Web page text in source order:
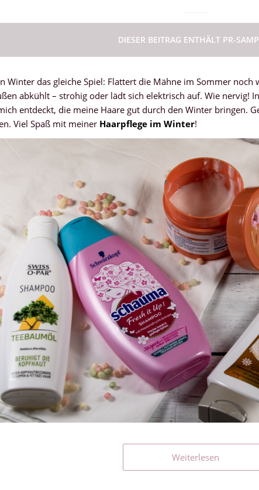
DIESER BEITRAG ENTHÄLT PR-
Winter das gleiche Spiel: Flattert die Mähne im Sommer
abkühlt – strohig oder lädt sich elektrisch auf. Wie nervig!
entdeckt, die meine Haare gut durch den Winter bringen.
Viel Spaß mit meiner Haarpflege im Winter!
Weiterlesen